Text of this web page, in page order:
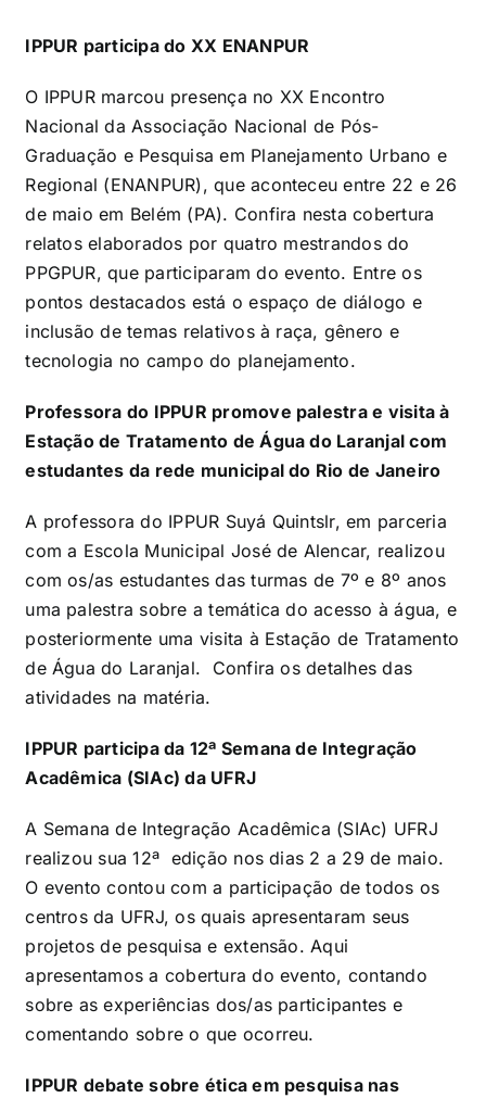
IPPUR participa do XX ENANPUR
O IPPUR marcou presença no XX Encontro
Nacional da Associação Nacional de Pós-
Graduação e Pesquisa em Planejamento Urbano e
Regional (ENANPUR), que aconteceu entre 22 e 26
de maio em Belém (PA). Confira nesta cobertura
relatos elaborados por quatro mestrandos do
PPGPUR, que participaram do evento. Entre os
pontos destacados está o espaço de diálogo e
inclusão de temas relativos à raça, gênero e
tecnologia no campo do planejamento.
Professora do IPPUR promove palestra e visita à
Estação de Tratamento de Água do Laranjal com
estudantes da rede municipal do Rio de Janeiro
A professora do IPPUR Suyá Quintslr, em parceria
com a Escola Municipal José de Alencar, realizou
com os/as estudantes das turmas de 7º e 8º anos
uma palestra sobre a temática do acesso à água, e
posteriormente uma visita à Estação de Tratamento
de Água do Laranjal. Confira os detalhes das
atividades na matéria.
IPPUR participa da 12ª Semana de Integração
Acadêmica (SIAc) da UFRJ
A Semana de Integração Acadêmica (SIAc) UFRJ
realizou sua 12ª edição nos dias 2 a 29 de maio.
O evento contou com a participação de todos os
centros da UFRJ, os quais apresentaram seus
projetos de pesquisa e extensão. Aqui
apresentamos a cobertura do evento, contando
sobre as experiências dos/as participantes e
comentando sobre o que ocorreu.
IPPUR debate sobre ética em pesquisa nas